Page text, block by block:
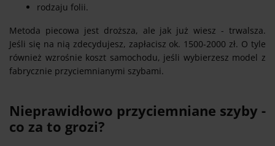
rodzaju folii.
Metoda piecowa jest droższa, ale jak już wiesz - trwalsza.
Jeśli się na nią zdecydujesz, zapłacisz ok. 1500-2000 zł. O tyle
również wzrośnie koszt samochodu, jeśli wybierzesz model z
fabrycznie przyciemnianymi szybami.
Nieprawidłowo przyciemniane szyby -
co za to grozi?